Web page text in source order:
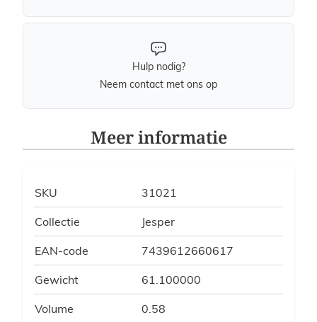
Hulp nodig?
Neem contact met ons op
Meer informatie
SKU 31021
Collectie Jesper
EAN-code 7439612660617
Gewicht 61.100000
Volume 0.58